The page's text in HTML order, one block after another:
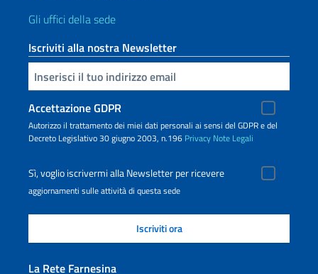
Gli uffici della sede
Iscriviti alla nostra Newsletter
Inserisci la tua email
Accettazione GDPR
Autorizzo il trattamento dei miei dati personali ai sensi del GDPR e del
Decreto Legislativo 30 giugno 2003, n.196 Privacy Note Legali
Sì, voglio iscrivermi alla Newsletter per ricevere
aggiornamenti sulle attività di questa sede
La Rete Farnesina